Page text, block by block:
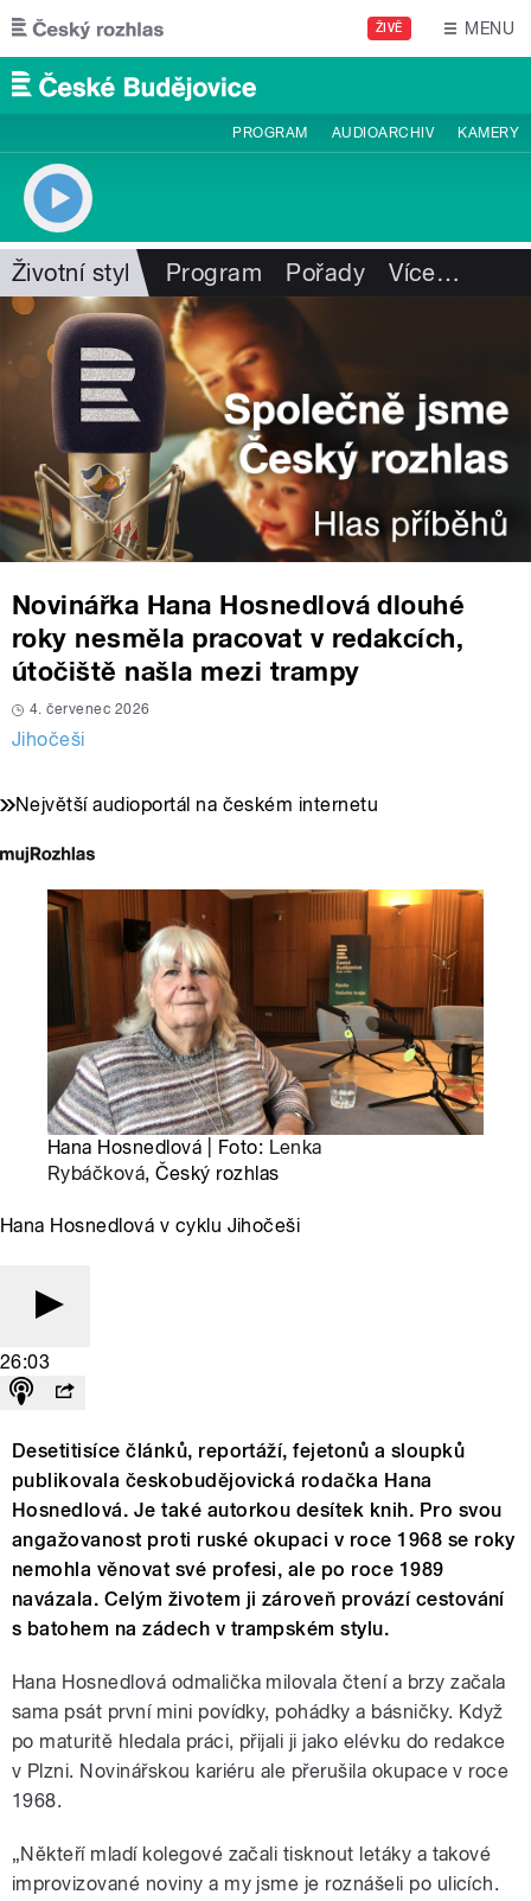
Přejít k hlavnímu obsahu
ŽIVĚ MENU
PROGRAM AUDIOARCHIV KAMERY
Životní styl Program Pořady Více…
Novinářka Hana Hosnedlová dlouhé
roky nesměla pracovat v redakcích,
útočiště našla mezi trampy
4. červenec 2026
Jihočeši
Největší audioportál na českém internetu
Hana Hosnedlová | Foto: Lenka
Rybáčková, Český rozhlas
Hana Hosnedlová v cyklu Jihočeši
26:03
Desetitisíce článků, reportáží, fejetonů a sloupků
publikovala českobudějovická rodačka Hana
Hosnedlová. Je také autorkou desítek knih. Pro svou
angažovanost proti ruské okupaci v roce 1968 se roky
nemohla věnovat své profesi, ale po roce 1989
navázala. Celým životem ji zároveň provází cestování
s batohem na zádech v trampském stylu.
Hana Hosnedlová odmalička milovala čtení a brzy začala
sama psát první mini povídky, pohádky a básničky. Když
po maturitě hledala práci, přijali ji jako elévku do redakce
v Plzni. Novinářskou kariéru ale přerušila okupace v roce
1968.
„Někteří mladí kolegové začali tisknout letáky a takové
improvizované noviny a my jsme je roznášeli po ulicích.